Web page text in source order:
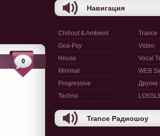
0
Навигация
Chillout & Ambient
Goa-Psy
House
Minimal
Progressive
Techno
Trance
Video
Vocal
WEB
Trance Радиошоу